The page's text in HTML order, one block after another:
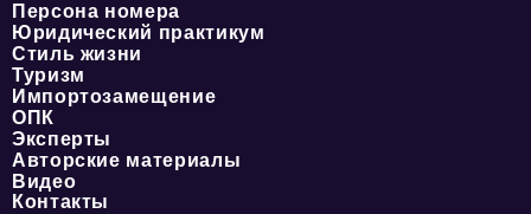
Персона номера
Юридический практикум
Стиль жизни
Туризм
Импортозамещение
ОПК
Эксперты
Авторские материалы
Видео
Контакты